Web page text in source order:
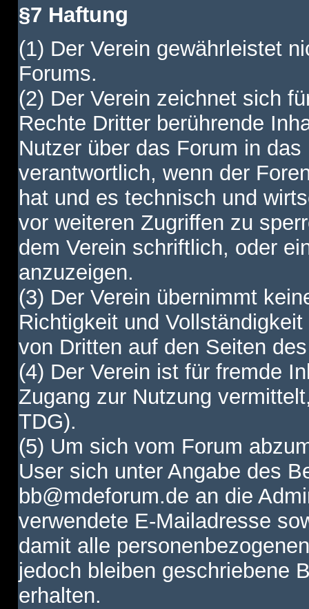
§7 Haftung
(1) Der Verein gewährleistet
Forums.
(2) Der Verein zeichnet sich
Rechte Dritter berührende
Nutzer über das Forum in
verantwortlich, wenn der
hat und es technisch und
vor weiteren Zugriffen zu
dem Verein schriftlich, oder
anzuzeigen.
(3) Der Verein übernimmt
Richtigkeit und
von Dritten auf den Seiten
(4) Der Verein ist für fremde
Zugang zur Nutzung
TDG).
(5) Um sich vom Forum
User sich unter Angabe des
bb@mdeforum.de an die
verwendete E-Mailadresse
damit alle
jedoch bleiben geschriebene
erhalten.